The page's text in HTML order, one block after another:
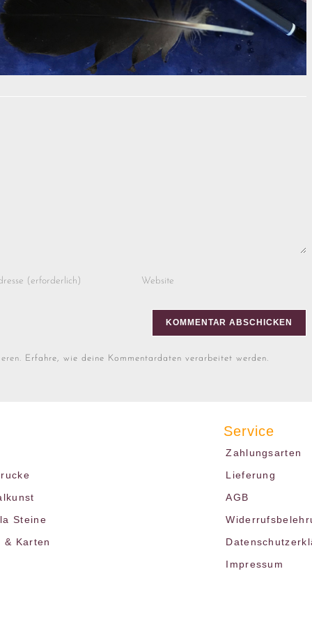
Erfahre, wie deine Kommentardaten verarbeitet werden.
Steine
& Karten
Service
Zahlungsarten
Lieferung
AGB
Impressum